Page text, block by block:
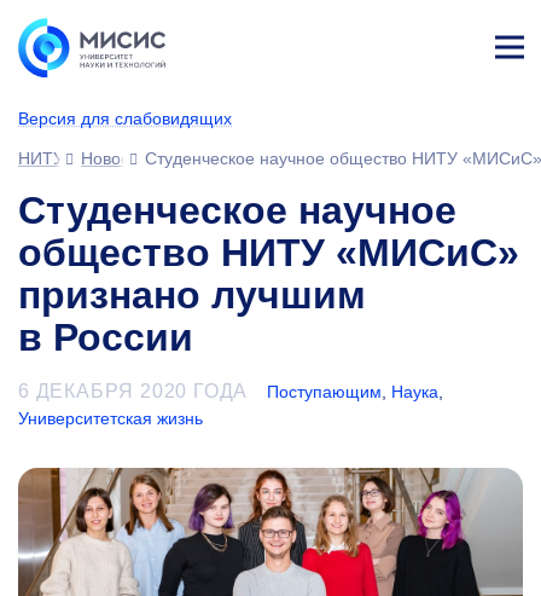
Версия для слабовидящих
ине
НИТУ МИСИС
НовостиСтуденческое научное общество НИТУ
Студенческое научное
общество НИТУ «МИСиС»
признано лучшим
в России
6 ДЕКАБРЯ 2020 ГОДА Поступающим Наука
Университетская жизнь